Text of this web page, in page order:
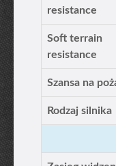
resistance
Soft terrain
resistance
Szansa na
Rodzaj silnika